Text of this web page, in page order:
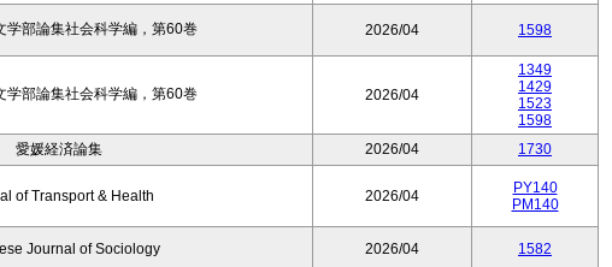
学部論集社会科学編，第60巻 2026/04 1598
学部論集社会科学編，第60巻 2026/04
1349
1429
1523
1598
愛媛経済論集 2026/04 1730
of Transport & Health 2026/04
PY140
PM140
Journal of Sociology 2026/04 1582